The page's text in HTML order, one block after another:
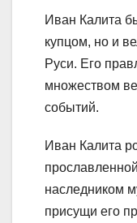
Иван Калита
купцом, но и
Руси. Его
множеством
событий.
Иван Калита
наследником
присущи его